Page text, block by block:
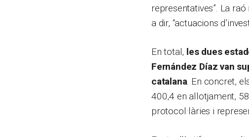
representatives”. La
a dir, “actuacions
En total, les dues
Fernández Díaz van
catalana. En concret,
400,4 en allotjament,
protocol·làries i